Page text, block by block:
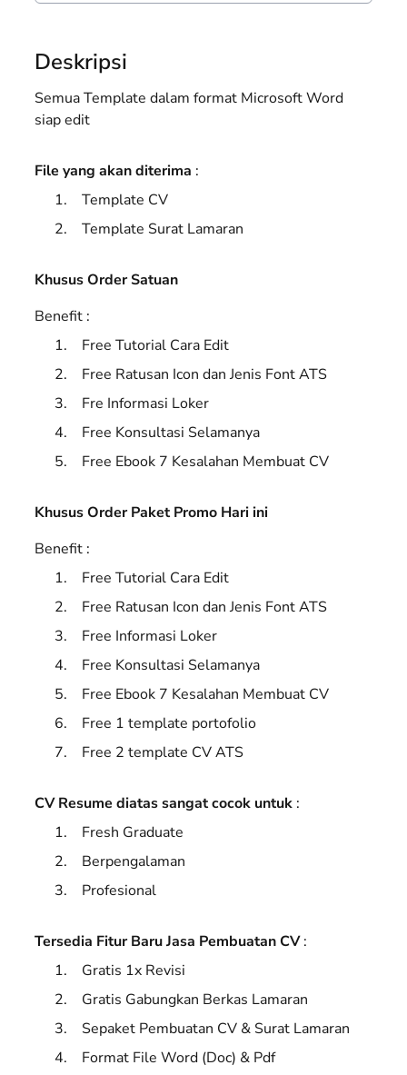
Deskripsi
Semua Template dalam format Microsoft Word
siap edit
File yang akan diterima :
Template CV
Template Surat Lamaran
Khusus Order Satuan
Benefit :
Free Tutorial Cara Edit
Free Ratusan Icon dan Jenis Font ATS
Fre Informasi Loker
Free Konsultasi Selamanya
Free Ebook 7 Kesalahan Membuat CV
Khusus Order Paket Promo Hari ini
Benefit :
Free Tutorial Cara Edit
Free Ratusan Icon dan Jenis Font ATS
Free Informasi Loker
Free Konsultasi Selamanya
Free Ebook 7 Kesalahan Membuat CV
Free 1 template portofolio
Free 2 template CV ATS
CV Resume diatas sangat cocok untuk :
Fresh Graduate
Berpengalaman
Profesional
Tersedia Fitur Baru Jasa Pembuatan CV:
Gratis 1x Revisi
Gratis Gabungkan Berkas Lamaran
Sepaket Pembuatan CV & Surat Lamaran
Format File Word (Doc) & Pdf